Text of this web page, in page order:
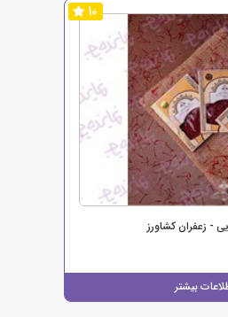
10
- زعفران کشاورز
بیشتر